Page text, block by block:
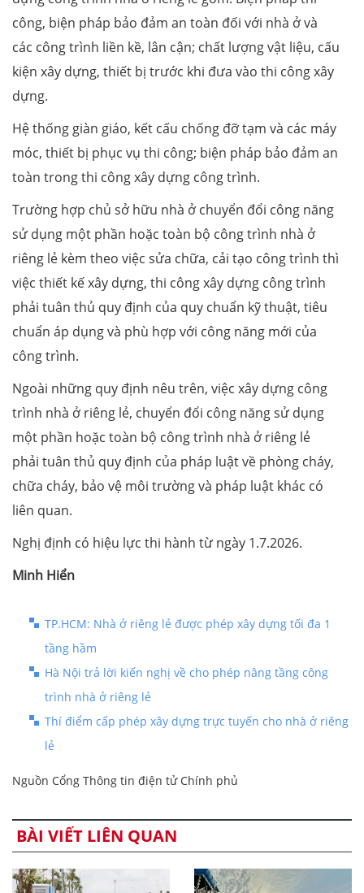
công, biện pháp bảo đảm an toàn đối với nhà ở và
các công trình liền kề, lân cận; chất lượng vật liệu, cấu
kiện xây dựng, thiết bị trước khi đưa vào thi công xây
dựng.
Hệ thống giàn giáo, kết cấu chống đỡ tạm và các máy
móc, thiết bị phục vụ thi công; biện pháp bảo đảm an
toàn trong thi công xây dựng công trình.
Trường hợp chủ sở hữu nhà ở chuyển đổi công năng
sử dụng một phần hoặc toàn bộ công trình nhà ở
riêng lẻ kèm theo việc sửa chữa, cải tạo công trình thì
việc thiết kế xây dựng, thi công xây dựng công trình
phải tuân thủ quy định của quy chuẩn kỹ thuật, tiêu
chuẩn áp dụng và phù hợp với công năng mới của
công trình.
Ngoài những quy định nêu trên, việc xây dựng công
trình nhà ở riêng lẻ, chuyển đổi công năng sử dụng
một phần hoặc toàn bộ công trình nhà ở riêng lẻ
phải tuân thủ quy định của pháp luật về phòng cháy,
chữa cháy, bảo vệ môi trường và pháp luật khác có
liên quan.
Nghị định có hiệu lực thi hành từ ngày 1.7.2026.
Minh Hiển
TP.HCM: Nhà ở riêng lẻ được phép xây dựng tối đa 1
tầng hầm
Hà Nội trả lời kiến nghị về cho phép nâng tầng công
trình nhà ở riêng lẻ
Thí điểm cấp phép xây dựng trực tuyến cho nhà ở riêng
lẻ
Nguồn Cổng Thông tin điện tử Chính phủ
BÀI VIẾT LIÊN QUAN